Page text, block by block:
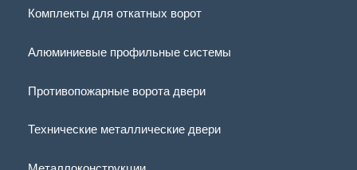
Комплекты для откатных ворот
Алюминиевые профильные системы
Противопожарные ворота двери
Технические металлические двери